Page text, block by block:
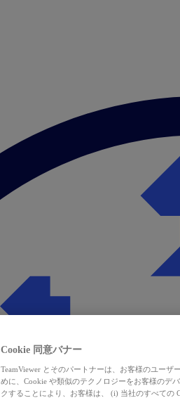
Cookie 同意バナー
TeamViewer とそのパートナーは、お客様のユー
めに、Cookie や類似のテクノロジーをお客様のデ
クすることにより、お客様は、 (i) 当社のすべての